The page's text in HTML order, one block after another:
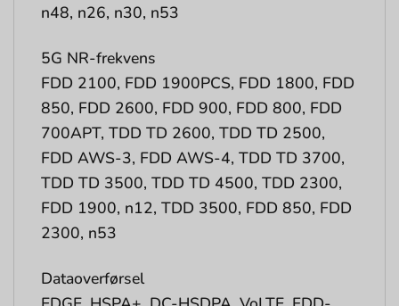
n48, n26, n30, n53
5G NR-frekvens
FDD 2100, FDD 1900PCS, FDD 1800, FDD
850, FDD 2600, FDD 900, FDD 800, FDD
700APT, TDD TD 2600, TDD TD 2500,
FDD AWS-3, FDD AWS-4, TDD TD 3700,
TDD TD 3500, TDD TD 4500, TDD 2300,
FDD 1900, n12, TDD 3500, FDD 850, FDD
2300, n53
Dataoverførsel